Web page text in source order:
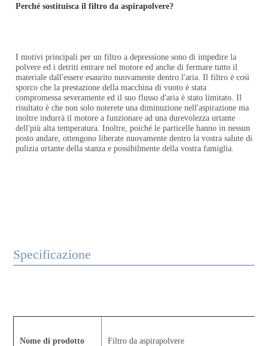
Perché sostituisca il filtro da aspirapolvere?
I motivi principali per un filtro a depressione sono di impedire la
polvere ed i detriti entrare nel motore ed anche di fermare tutto il
materiale dall'essere esaurito nuovamente dentro l'aria. Il filtro è così
sporco che la prestazione della macchina di vuoto è stata
compromessa severamente ed il suo flusso d'aria è stato limitato. Il
risultato è che non solo noterete una diminuzione nell'aspirazione ma
inoltre indurrà il motore a funzionare ad una durevolezza urtante
dell'più alta temperatura. Inoltre, poiché le particelle hanno in nessun
posto andare, ottengono liberate nuovamente dentro la vostra salute di
pulizia urtante della stanza e possibilmente della vostra famiglia.
Specificazione
Nome di prodotto Filtro da aspirapolvere